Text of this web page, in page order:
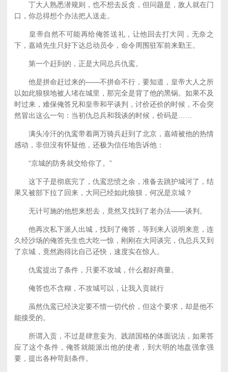
丁大人熟悉潜规则，也不想去反贪，但问题是，敌人就在门
口，你总得想个办法把人送走。
皇帝自然不可能再给俺答送礼，让他回去打大同，无奈之
下，嘉靖先生只好下达总动员令，命令周围驻军前来勤王。
第一个赶到的，正是大同总兵仇鸾。
他是拼命赶过来的——不拼命不行，要知道，皇帝大人之所
以如此狼狈地被人堵在城里，那完全是背了他的黑锅。如果不及
时过来，难保俺答兄和皇帝和平谈判，讨价还价的时候，不会突
然冒出这么一句：当初仇总兵和我谈的时候，价码是……
满头冷汗的仇鸾带着两万骑兵赶到了北京，嘉靖被他的热情
感动，非但没有怀疑他，还极为信任地告诉他：
“京城的防务就交给你了。”
这下子是彻底完了，仇鸾悲愤之余，准备去跳护城河了，结
果又被部下拉了回来，大同已经如此狼狈，何况是京城？
无计可施的他想来想去，竟然又找到了老办法——谈判。
他再次私下派人出城，找到了俺答，等到来人说明来意，连
久经沙场的俺答先生也大吃一惊，刚刚在大同谈完，仇总兵又到
了京城，竟然跑得比自己还快，速度实在惊人。
仇鸾提出了条件，只要不攻城，什么都好商量。
俺答也不含糊，不攻城可以，让我入贡就行
虽然仇鸾已经决定要不惜一切代价，但这个要求，却是他不
能接受的。
所谓入贡，不过是肆意妄为、践踏国格的体面说法，如果答
应了这个条件，俺答就能派出他的使者，到大明的地盘强拿强
要，提出各种苛刻条件。